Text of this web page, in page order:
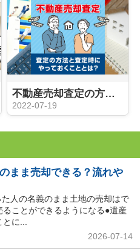
不動産売却査定の方法と査定時にやっておくこととは？
2022-07-19
まま売却できる？流れや
人の名義のまま土地の売却はで
ことができるようになる●遺産
に...
2026-07-14